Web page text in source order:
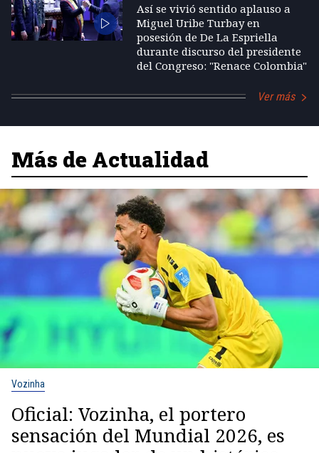
Así se vivió sentido aplauso a
Miguel Uribe Turbay en
posesión de De La Espriella
durante discurso del presidente
del Congreso: "Renace Colombia"
Ver más
Más de Actualidad
Vozinha
Oficial: Vozinha, el portero
sensación del Mundial 2026, es